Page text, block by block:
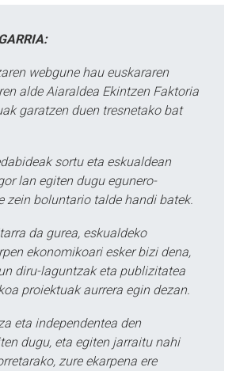
webgune hau euskararen
alde Aiaraldea Ekintzen Faktoria
garatzen duen tresnetako bat
sortu eta eskualdean
lan egiten dugu egunero-
zein boluntario talde handi batek.
da gurea, eskualdeko
ekonomikoari esker bizi dena,
diru-laguntzak eta publizitatea
proiektuak aurrera egin dezan.
eta independentea den
dugu, eta egiten jarraitu nahi
zure ekarpena ere